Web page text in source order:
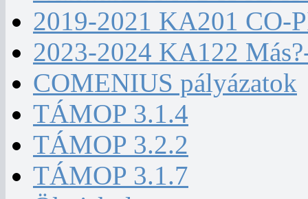
2019-2021 KA201 CO-
2023-2024 KA122
COMENIUS pályázatok
TÁMOP 3.1.4
TÁMOP 3.2.2
TÁMOP 3.1.7